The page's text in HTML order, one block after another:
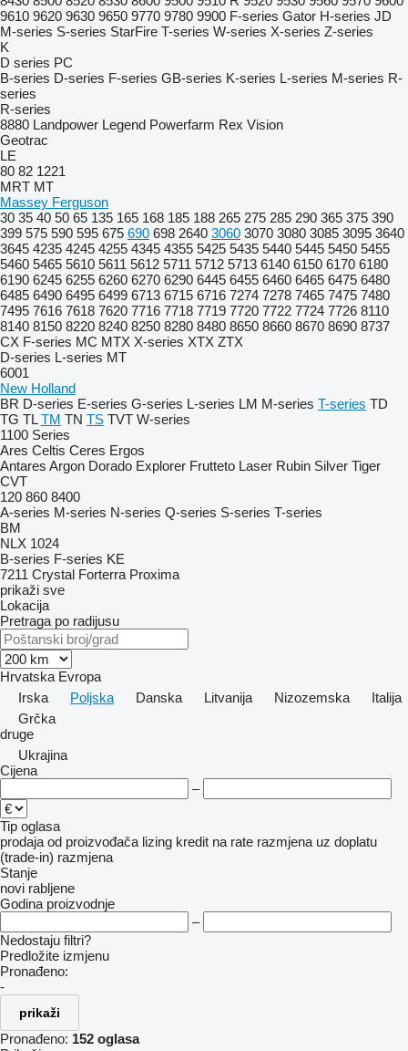
9610 9620 9630 9650 9770 9780 9900 F-series Gator H-series JD
M-series S-series StarFire T-series W-series X-series Z-series
K
D series PC
B-series D-series F-series GB-series K-series L-series M-series R-
series
R-series
8880 Landpower Legend Powerfarm Rex Vision
Geotrac
LE
80 82 1221
MRT MT
Massey Ferguson
30 35 40 50 65 135 165 168 185 188 265 275 285 290 365 375 390
399 575 590 595 675 690 698 2640 3060 3070 3080 3085 3095 3640
3645 4235 4245 4255 4345 4355 5425 5435 5440 5445 5450 5455
5460 5465 5610 5611 5612 5711 5712 5713 6140 6150 6170 6180
6190 6245 6255 6260 6270 6290 6445 6455 6460 6465 6475 6480
6485 6490 6495 6499 6713 6715 6716 7274 7278 7465 7475 7480
7495 7616 7618 7620 7716 7718 7719 7720 7722 7724 7726 8110
8140 8150 8220 8240 8250 8280 8480 8650 8660 8670 8690 8737
CX F-series MC MTX X-series XTX ZTX
D-series L-series MT
6001
New Holland
BR D-series E-series G-series L-series LM M-series T-series TD
TG TL TM TN TS TVT W-series
1100 Series
Ares Celtis Ceres Ergos
Antares Argon Dorado Explorer Frutteto Laser Rubin Silver Tiger
CVT
120 860 8400
A-series M-series N-series Q-series S-series T-series
BM
NLX 1024
B-series F-series KE
7211 Crystal Forterra Proxima
prikaži sve
Lokacija
Pretraga po radijusu
Hrvatska Evropa
Irska
Poljska Danska Litvanija Nizozemska
Italija
Grčka
druge
Ukrajina
Cijena
–
Tip oglasa
prodaja od proizvođača lizing kredit na rate razmjena uz doplatu
(trade-in) razmjena
Stanje
novi rabljene
Godina proizvodnje
–
Nedostaju filtri?
Predložite izmjenu
Pronađeno:
-
prikaži
Pronađeno: 152 oglasa